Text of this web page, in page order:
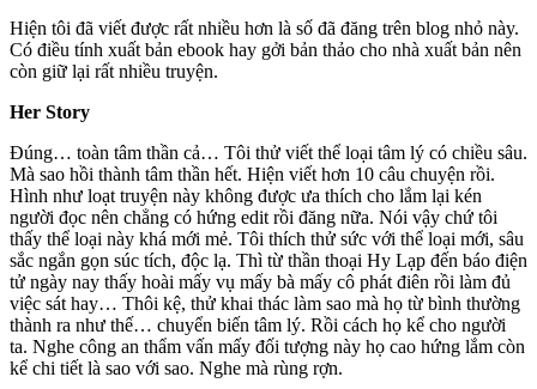
Hiện tôi đã viết được rất nhiều hơn là số đã đăng trên blog nhỏ này.
Có điều tính xuất bản ebook hay gởi bản thảo cho nhà xuất bản nên
còn giữ lại rất nhiều truyện.
Her Story
Đúng… toàn tâm thần cả… Tôi thử viết thể loại tâm lý có chiều sâu.
Mà sao hồi thành tâm thần hết. Hiện viết hơn 10 câu chuyện rồi.
Hình như loạt truyện này không được ưa thích cho lắm lại kén
người đọc nên chẳng có hứng edit rồi đăng nữa. Nói vậy chứ tôi
thấy thể loại này khá mới mẻ. Tôi thích thử sức với thể loại mới, sâu
sắc ngắn gọn súc tích, độc lạ. Thì từ thần thoại Hy Lạp đến báo điện
tử ngày nay thấy hoài mấy vụ mấy bà mấy cô phát điên rồi làm đủ
việc sát hay… Thôi kệ, thử khai thác làm sao mà họ từ bình thường
thành ra như thế… chuyển biến tâm lý. Rồi cách họ kể cho người
ta. Nghe công an thẩm vấn mấy đối tượng này họ cao hứng lắm còn
kể chi tiết là sao với sao. Nghe mà rùng rợn.